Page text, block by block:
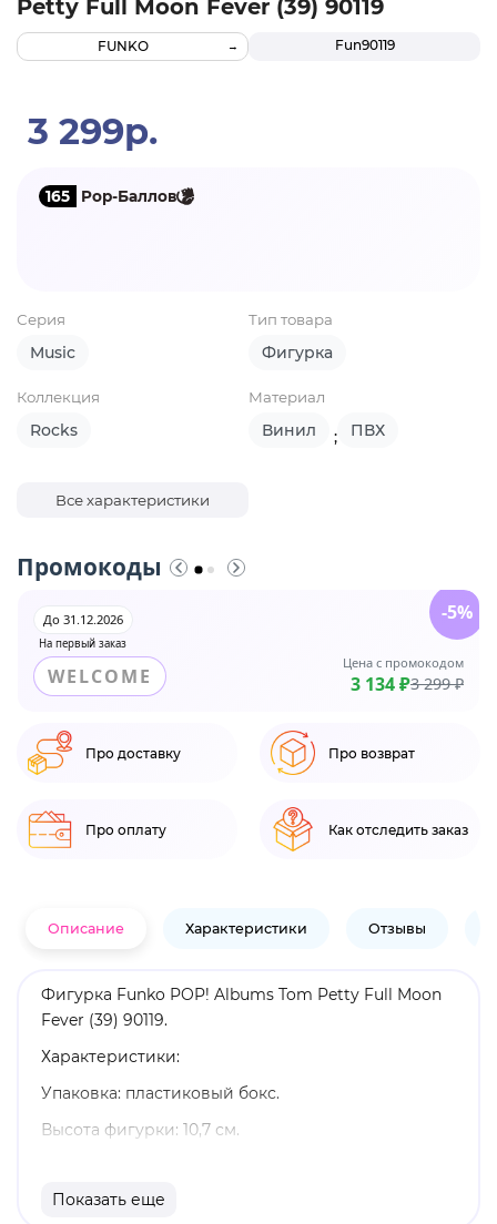
Petty Full Moon Fever (39) 90119
Fun90119
FUNKO
3 299р.
165 Pop-Баллов
Серия
Music
Тип товара
Фигурка
Коллекция
Rocks
Материал
Винил ; ПВХ
Все характеристики
Промокоды
На первый заказ
До 31.12.2026
WELCOME
Цена с промокодом
3 134 ₽3 299 ₽
-5%
Про доставку Про возврат
Про оплату Как отследить заказ
Описание Характеристики Отзывы
Фигурка Funko POP! Albums Tom Petty Full Moon
Fever (39) 90119.
Характеристики:
Упаковка: пластиковый бокс.
Высота фигурки: 10,7 см.
Материал: винил.
Показать еще